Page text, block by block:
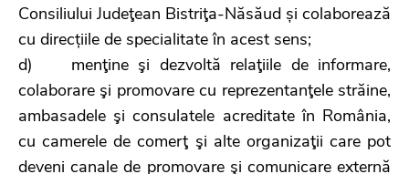
Consiliului Judeţean Bistriţa-Năsăud și colaborează
cu direcțiile de specialitate în acest sens;
d) menţine şi dezvoltă relaţiile de informare,
colaborare şi promovare cu reprezentanţele străine,
ambasadele şi consulatele acreditate în România,
cu camerele de comerţ şi alte organizaţii care pot
deveni canale de promovare şi comunicare externă